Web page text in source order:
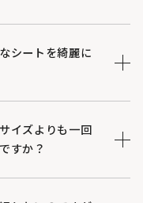
。荷物が多くなりがち
キャンプでも、積載ス
シートを綺麗に
入れて他の荷物や車内
状態を保ったまま持ち
イズよりも一回
すか？